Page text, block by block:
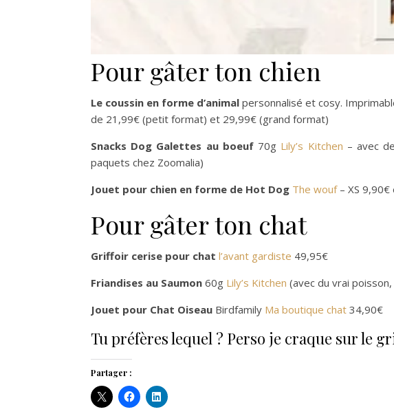
Pour gâter ton chien
Le coussin en forme d’animal personnalisé et cosy.
de 21,99€ (petit format) et 29,99€ (grand format)
Snacks Dog Galettes au boeuf70g Lily’s Kitchen – avec
paquets chez Zoomalia)
Jouet pour chien en forme de Hot Dog The wouf– XS 9,90€
Pour gâter ton chat
Griffoir cerise pour chat l’avant gardiste 49,95€
Friandises au Saumon 60g Lily’s Kitchen (avec du vrai
Jouet pour Chat Oiseau Birdfamily Ma boutique chat 34,90€
Tu préfères lequel ? Perso je craque sur le
Partager :